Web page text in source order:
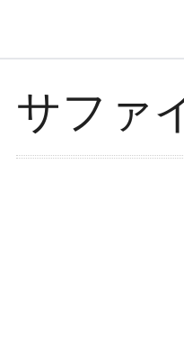
サファ